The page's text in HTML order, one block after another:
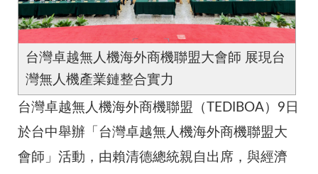
台灣卓越無人機海外商機聯盟大會師 展現台
灣無人機產業鏈整合實力
台灣卓越無人機海外商機聯盟（TEDIBOA）9日
於台中舉辦「台灣卓越無人機海外商機聯盟大
會師」活動，由賴清德總統親自出席，與經濟